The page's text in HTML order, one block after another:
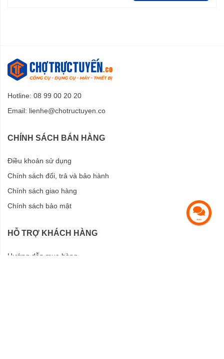
Hotline: 08 99 00 20 20
Email: lienhe@chotructuyen.co
CHÍNH SÁCH BÁN HÀNG
Điều khoản sử dụng
Chính sách đổi, trả và bảo hành
Chính sách giao hàng
Chính sách bảo mật
HỖ TRỢ KHÁCH HÀNG
Hướng dẫn mua hàng